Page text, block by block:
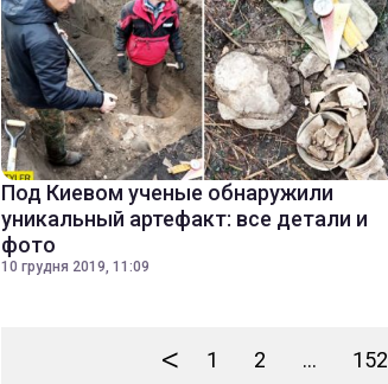
Под Киевом ученые обнаружили
уникальный артефакт: все детали и
фото
10 грудня 2019, 11:09
< 1 2 ... 152